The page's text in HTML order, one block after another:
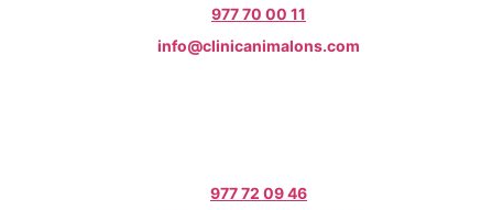
977 70 00 11
info@clinicanimalons.com
977 72 09 46